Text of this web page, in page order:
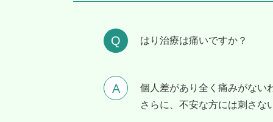
はり治療は痛いですか？
個人差があり全く痛みがない
さらに、不安な方には刺さな